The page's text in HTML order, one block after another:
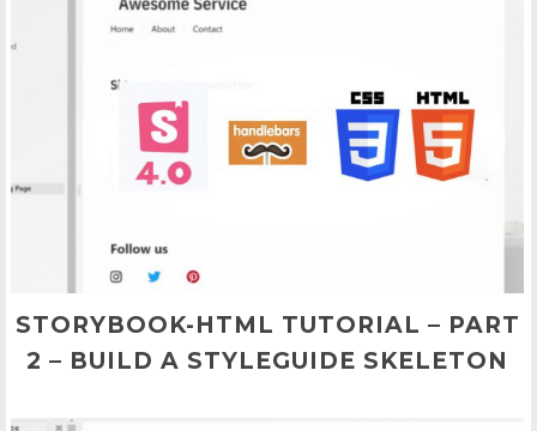
STORYBOOK-HTML TUTORIAL – PART
2 – BUILD A STYLEGUIDE SKELETON